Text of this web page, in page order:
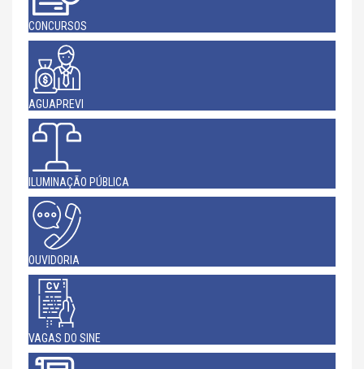
CONCURSOS
AGUAPREVI
ILUMINAÇÃO PÚBLICA
OUVIDORIA
VAGAS DO SINE